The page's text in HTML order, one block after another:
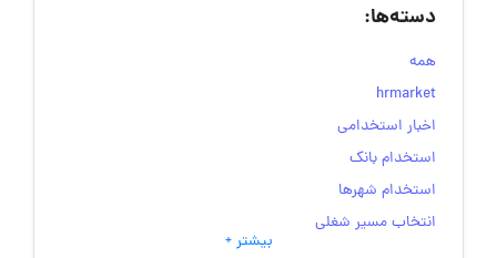
دسته‌ها:
همه
hrmarket
اخبار استخدامی
استخدام بانک
استخدام شهرها
انتخاب مسیر شغلی
بیشتر +